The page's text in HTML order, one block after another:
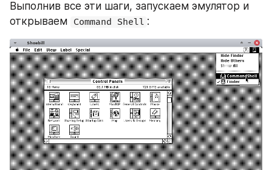
Выполнив все эти шаги, запускаем эмулятор и
открываем Command Shell :